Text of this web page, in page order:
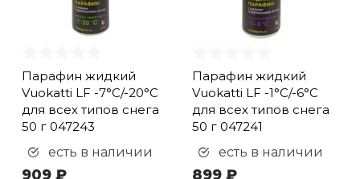
Парафин жидкий
Vuokatti LF -7°С/-20°С
для всех типов снега
50 г 047243
есть в наличии
909 ₽
Парафин жидкий
Vuokatti LF -1°С/-6°С
для всех типов снега
50 г 047241
есть в наличии
899 ₽